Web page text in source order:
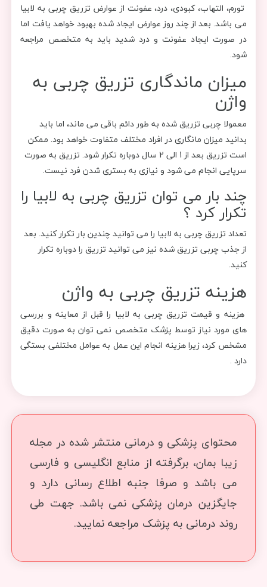
تورم، التهاب، کبودی، درد، عفونت از عوارض تزریق چربی به لابیا
می باشد. بعد از چند روز عوارض ایجاد شده بهبود خواهد یافت اما
در صورت ایجاد عفونت و درد شدید باید به متخصص مراجعه
شود.
میزان ماندگاری تزریق چربی به
واژن
معمولا چربی تزریق شده به طور دائم باقی می ماند، اما باید
بدانید میزان مانگاری در افراد مختلف متفاوت خواهد بود. ممکن
است تزریق بعد از 1 الی 2 سال دوباره تکرار شود. تزریق به صورت
سرپایی انجام می شود و نیازی به بستری شدن فرد نیست.
چند بار می توان تزریق چربی به لابیا را
تکرار کرد ؟
تعداد تزریق چربی به لابیا را می توانید چندین بار تکرار کنید. بعد
از جذب چربی تزریق شده نیز می توانید تزریق را دوباره تکرار
کنید.
هزینه تزریق چربی به واژن
هزینه و قیمت تزریق چربی به لابیا را قبل از معاینه و بررسی
های مورد نیاز توسط پزشک متخصص نمی توان به صورت دقیق
مشخص کرد، زیرا هزینه انجام این عمل به عوامل مختلفی بستگی
دارد .
محتوای پزشکی و درمانی منتشر شده در مجله
زیبا بمان، برگرفته از منابع انگلیسی و فارسی
می باشد و صرفا جنبه اطلاع رسانی دارد و
جایگزین درمان پزشکی نمی باشد. جهت طی
روند درمانی به پزشک مراجعه نمایید.